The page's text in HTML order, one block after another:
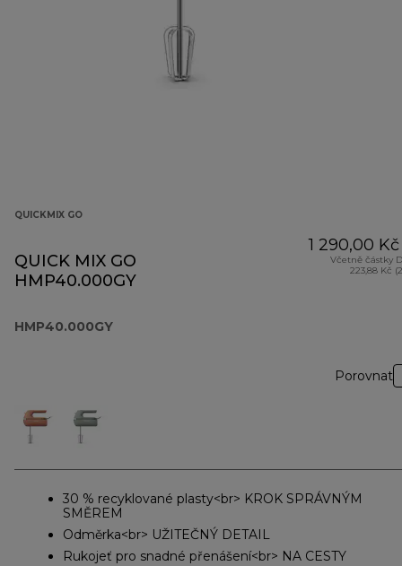
QUICKMIX GO
QUICK MIX GO
HMP40.000GY
HMP40.000GY
1 290,00 Kč
Včetně částky
223,88 Kč
Porovnat
30 % recyklované plasty<br> KROK SPRÁVNÝM
SMĚREM
Odměrka<br> UŽITEČNÝ DETAIL
Rukojeť pro snadné přenášení<br> NA CESTY